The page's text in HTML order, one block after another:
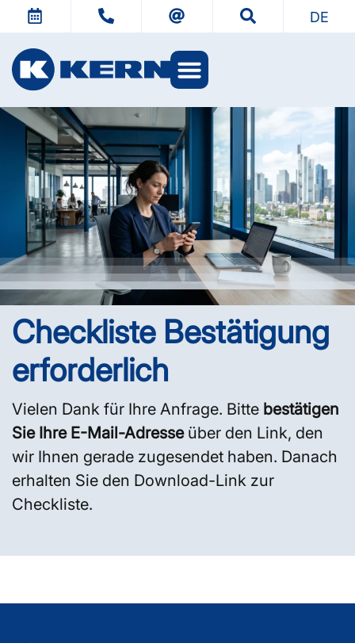
DE
Checkliste Bestätigung
erforderlich
Vielen Dank für Ihre Anfrage. Bitte bestätigen
Sie Ihre E-Mail-Adresseüber den Link, den
wir Ihnen gerade zugesendet haben. Danach
erhalten Sie den Download-Link zur
Checkliste.